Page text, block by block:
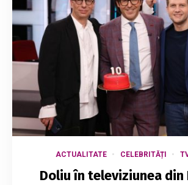
ACTUALITATE CELEBRITĂȚI
Doliu în televiziunea din